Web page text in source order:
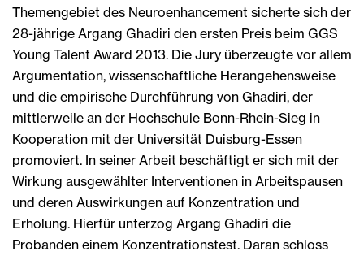
Themengebiet des Neuroenhancement sicherte sich der
28-jährige Argang Ghadiri den ersten Preis beim GGS
Young Talent Award 2013. Die Jury überzeugte vor allem
Argumentation, wissenschaftliche Herangehensweise
und die empirische Durchführung von Ghadiri, der
mittlerweile an der Hochschule Bonn-Rhein-Sieg in
Kooperation mit der Universität Duisburg-Essen
promoviert. In seiner Arbeit beschäftigt er sich mit der
Wirkung ausgewählter Interventionen in Arbeitspausen
und deren Auswirkungen auf Konzentration und
Erholung. Hierfür unterzog Argang Ghadiri die
Probanden einem Konzentrationstest. Daran schloss